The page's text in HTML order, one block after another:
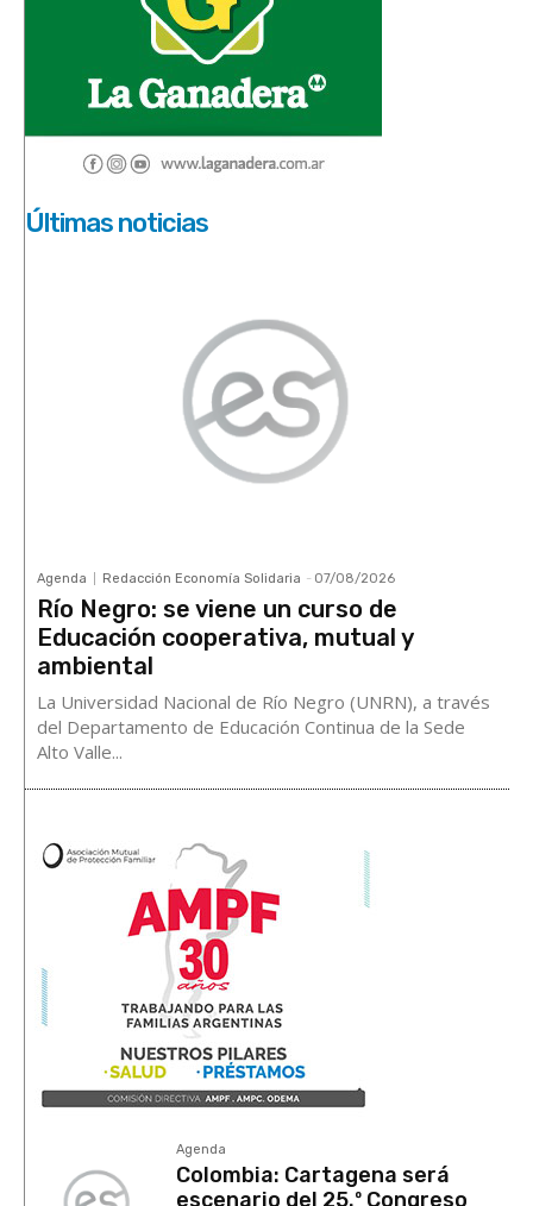
Últimas noticias
Agenda Redacción Economía Solidaria - 07/08/2026
Río Negro: se viene un curso de
Educación cooperativa, mutual y
ambiental
La Universidad Nacional de Río Negro (UNRN), a través
del Departamento de Educación Continua de la Sede
Alto Valle...
Agenda
Colombia: Cartagena será
escenario del 25.º Congreso